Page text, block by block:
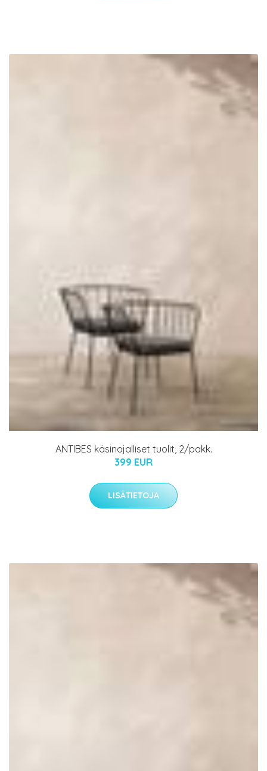
ANTIBES käsinojalliset tuolit, 2/pakk.
399 EUR
LISÄTIETOJA